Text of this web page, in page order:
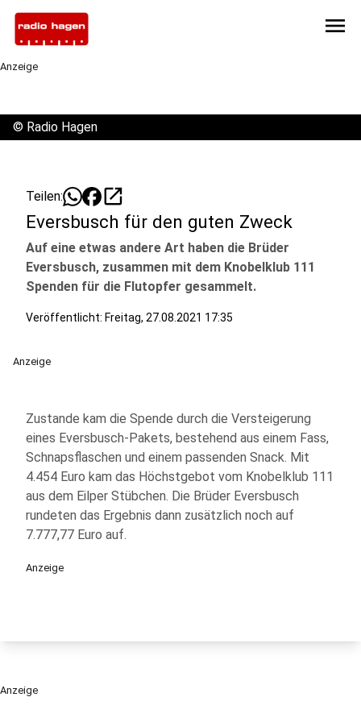
menu
Anzeige
© Radio Hagen
Teilen: open_in_new
Eversbusch für den guten Zweck
Auf eine etwas andere Art haben die Brüder
Eversbusch, zusammen mit dem Knobelklub 111
Spenden für die Flutopfer gesammelt.
Veröffentlicht: Freitag, 27.08.2021 17:35
Anzeige
Zustande kam die Spende durch die Versteigerung
eines Eversbusch-Pakets, bestehend aus einem Fass,
Schnapsflaschen und einem passenden Snack. Mit
4.454 Euro kam das Höchstgebot vom Knobelklub 111
aus dem Eilper Stübchen. Die Brüder Eversbusch
rundeten das Ergebnis dann zusätzlich noch auf
7.777,77 Euro auf.
Anzeige
Anzeige